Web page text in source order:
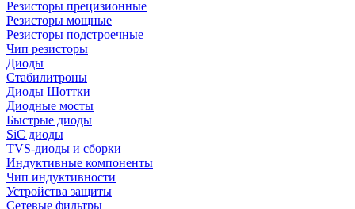
Резисторы прецизионные
Резисторы мощные
Резисторы подстроечные
Чип резисторы
Диоды
Стабилитроны
Диоды Шоттки
Диодные мосты
Быстрые диоды
SiC диоды
TVS-диоды и сборки
Индуктивные компоненты
Чип индуктивности
Устройства защиты
Сетевые фильтры